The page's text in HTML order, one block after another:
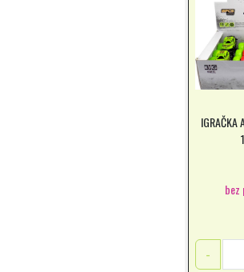
IGRAČKA
bez
-